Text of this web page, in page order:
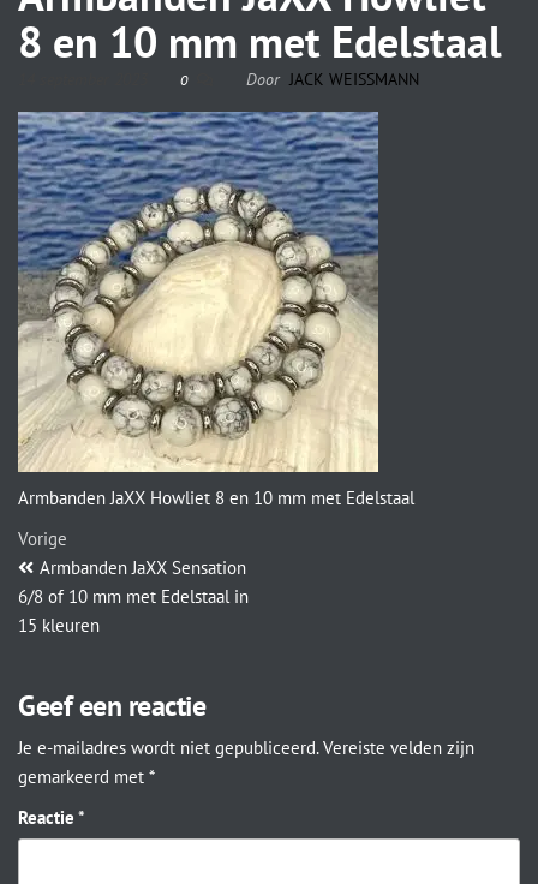
8 en 10 mm met Edelstaal
0 Door JACK WEISSMANN
Armbanden JaXX Howliet 8 en 10 mm met Edelstaal
Vorige
Armbanden JaXX Sensation
6/8 of 10 mm met Edelstaal in
15 kleuren
Geef een reactie
Je e-mailadres wordt niet gepubliceerd. Vereiste velden zijn
gemarkeerd met *
Reactie *